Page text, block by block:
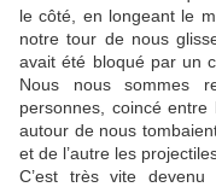
le côté, en longeant le
notre tour de nous
avait été bloqué par un
Nous nous sommes
personnes, coincé
autour de nous
et de l’autre les
C’est très vite devenu